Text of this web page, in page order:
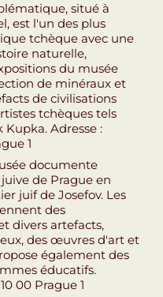
situé à
est l'un des plus
tchèque avec une
naturelle,
du musée
de minéraux et
de civilisations
tchèques tels
Adresse :
1
documente
de Prague en
juif de Josefov. Les
des
divers artefacts,
des œuvres d'art et
également des
éducatifs.
00 Prague 1